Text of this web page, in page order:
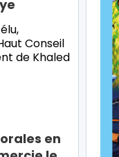
Conseil
de Khaled
en